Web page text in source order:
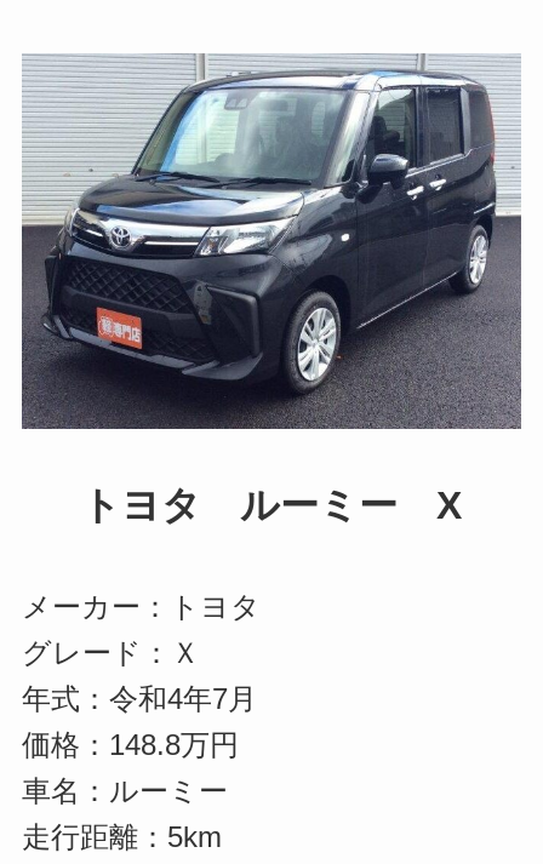
トヨタ ルーミー X
メーカー：トヨタ
グレード：Ｘ
年式：令和4年7月
価格：148.8万円
車名：ルーミー
走行距離：5km